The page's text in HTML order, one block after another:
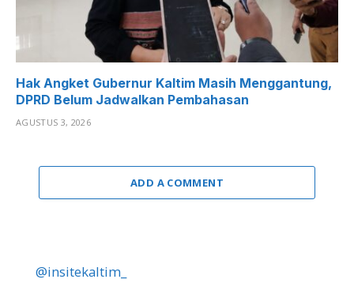
Hak Angket Gubernur Kaltim Masih Menggantung,
DPRD Belum Jadwalkan Pembahasan
AGUSTUS 3, 2026
ADD A COMMENT
@insitekaltim_